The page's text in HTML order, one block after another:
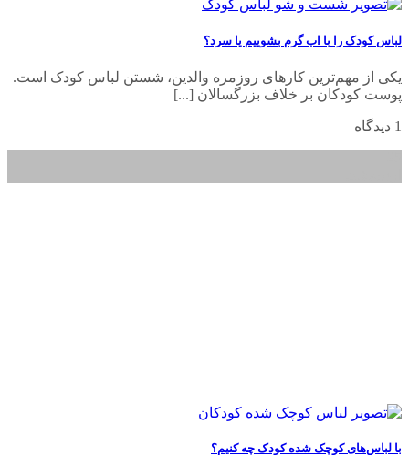
لباس کودک را با اب گرم بشوییم یا سرد؟
یکی از مهم‌ترین کارهای روزمره والدین، شستن لباس کودک است.
پوست کودکان بر خلاف بزرگسالان [...]
1 دیدگاه
با لباس‌های کوچک شده کودک چه کنیم؟